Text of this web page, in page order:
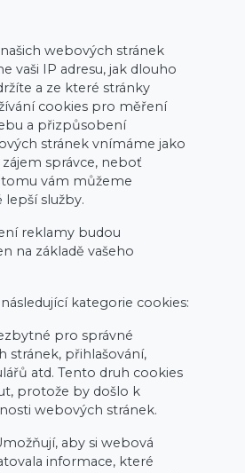
webových stránek
vaši IP adresu, jak dlouho
a ze které stránky
cookies pro měření
a přizpůsobení
stránek vnímáme jako
správce, neboť
vám můžeme
lepší služby.
reklamy budou
na základě vašeho
kategorie cookies:
pro správné
stránek, přihlašování,
atd. Tento druh cookies
protože by došlo k
webových stránek.
aby si webová
informace, které